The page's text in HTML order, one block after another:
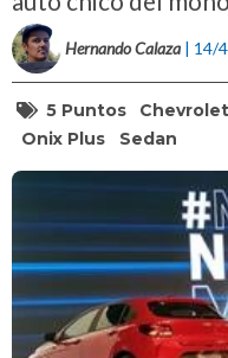
Hernando Calaza | 14/
5 Puntos Chevrolet
Onix Plus
Sedan